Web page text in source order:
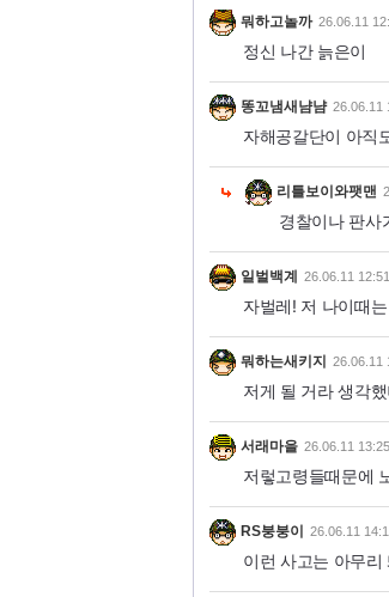
뭐하고놀까 26.06.11
정신 나간 늙은이
똥꼬냄새냠냠 26.06.11
자해공갈단이 아직
리틀보이와팻맨
경찰이나 판사
일벌백계 26.06.11 12:51
자벌레! 저 나이때
뭐하는새키지 26.06.11
저게 될 거라 생각
서래마을 26.06.11 13:25
저렇고령들때문에
RS붕붕이 26.06.11
이런 사고는 아무리